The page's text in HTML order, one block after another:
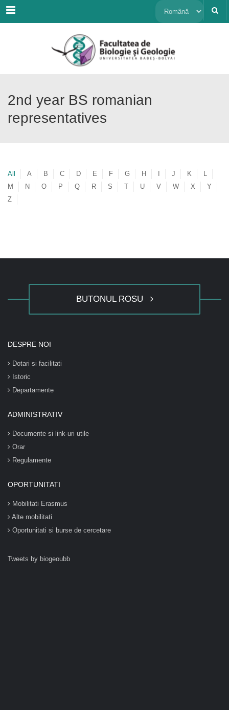
Menu Alege
limbă
2nd year BS romanian
representatives
All A B C D E F G H J K
L
M
N O P Q R S T U V W X
Y
Z
BUTONUL ROSU
DESPRE NOI
Dotari si facilitati
Istoric
Departamente
ADMINISTRATIV
Documente si link-uri utile
Orar
Regulamente
OPORTUNITATI
Mobilitati Erasmus
Alte mobilitati
Oportunitati si burse de cercetare
Tweets by biogeoubb